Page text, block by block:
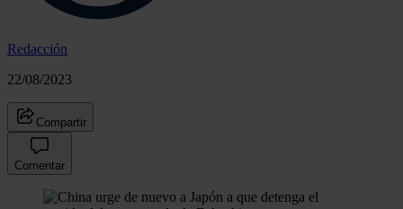
Redacción
22/08/2023
Compartir
Comentar